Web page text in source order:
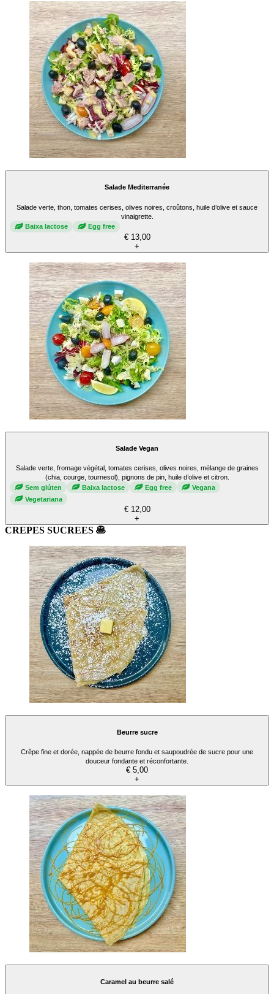
Salade Mediterranée
Salade verte, thon, tomates cerises, olives noires, croûtons, huile d’olive et sauce
vinaigrette.
Baixa lactose
Egg free
€ 13,00
+
Salade Vegan
Salade verte, fromage végétal, tomates cerises, olives noires, mélange de graines
(chia, courge, tournesol), pignons de pin, huile d’olive et citron.
Sem glúten
Baixa lactose Egg free
Vegana
Vegetariana
€ 12,00
+
CREPES SUCREES 🥞
Beurre sucre
Crêpe fine et dorée, nappée de beurre fondu et saupoudrée de sucre pour une
douceur fondante et réconfortante.
€ 5,00
+
Caramel au beurre salé